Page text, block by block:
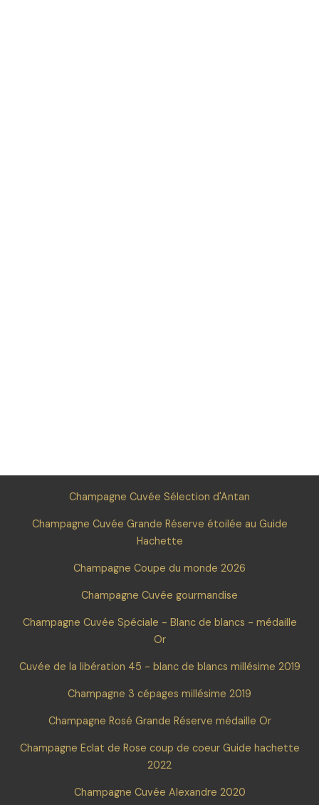
Champagne Cuvée Sélection d'Antan
Champagne Cuvée Grande Réserve étoilée au Guide
Hachette
Champagne Coupe du monde 2026
Champagne Cuvée gourmandise
Champagne Cuvée Spéciale - Blanc de blancs - médaille
Or
Cuvée de la libération 45 - blanc de blancs millésime 2019
Champagne 3 cépages millésime 2019
Champagne Rosé Grande Réserve médaille Or
Champagne Eclat de Rose coup de coeur Guide hachette
2022
Champagne Cuvée Alexandre 2020